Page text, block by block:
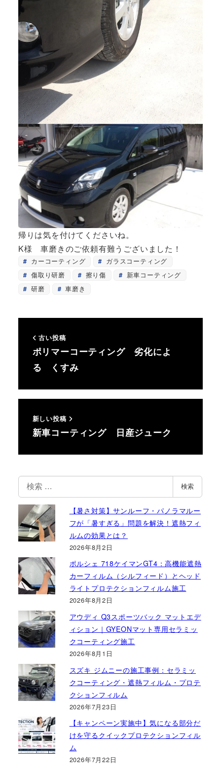
帰りは気を付けてくださいね。
K様 車磨きのご依頼有難うございました！
カーコーティング
ガラスコーティング
傷取り研磨
擦り傷
新車コーティング
研磨
車磨き
古い投稿
ポリマーコーティング 劣化によ
る くすみ
新しい投稿
新車コーティング 日産ジューク
検
索
検索
【暑さ対策】サンルーフ・パノラマルー
フが「暑すぎる」問題を解決！遮熱フィ
ルムの効果とは？
2026年8月2日
ポルシェ 718ケイマンGT4：高機能遮熱
カーフィルム（シルフィード）とヘッド
ライトプロテクションフィルム施工
2026年8月2日
アウディ Q3スポーツバック マットエデ
ィション｜GYEONマット専用セラミッ
クコーティング施工
2026年8月1日
スズキ ジムニーの施工事例：セラミッ
クコーティング・遮熱フィルム・プロテ
クションフィルム
2026年7月23日
【キャンペーン実施中】気になる部分だ
けを守るクイックプロテクションフィル
ム
2026年7月22日